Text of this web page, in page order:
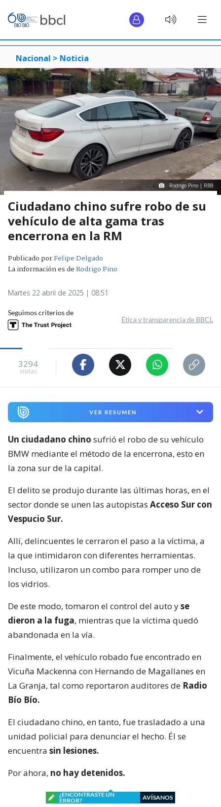
Nacional > Noticia
Rodrigo Pino | RBB
Ciudadano chino sufre robo de su
vehículo de alta gama tras
encerrona en la RM
Publicado porFelipe Delgado
La información es deRodrigo Pino
Martes 22 abril de 2025 | 08:51
Seguimos criterios de
Ética y transparencia de BBCL
3294
visitas
VER RESUMEN
Un ciudadano chino sufrió el robo de su vehículo
BMW mediante el método de la encerrona, esto en
la zona sur de la capital.
El delito se produjo durante las últimas horas, en el
sector donde se unen las autopistas Acceso Sur con
Vespucio Sur.
Allí, delincuentes le cerraron el paso a la víctima, a
la que intimidaron con diferentes herramientas.
Incluso, utilizaron un combo para romper uno de
los vidrios.
De este modo, tomaron el control del auto yse
dieron a la fuga, mientras que la víctima quedó
abandonada en la vía.
Finalmente, el vehículo robado fue encontrado en
Vicuña Mackenna con Hernando de Magallanes en
La Granja, tal como reportaron auditores de Radio
Bío Bío.
El ciudadano chino, en tanto, fue trasladado a una
unidad policial para denunciar el hecho. Él se
encuentra sin lesiones.
Por ahora, no hay detenidos.
¿ENCONTRASTE UN
ERROR?
AVÍSANOS